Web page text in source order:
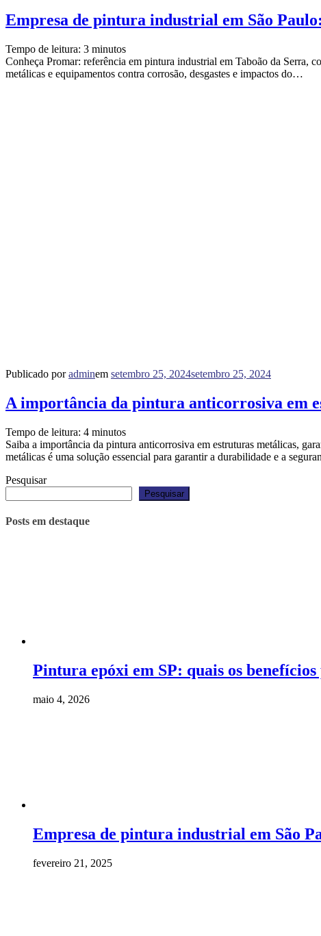
Empresa de pintura industrial em São
Tempo de leitura: 3 minutos
Conheça Promar: referência em pintura industrial em Taboão da Serra,
metálicas e equipamentos contra corrosão, desgastes e impactos do…
Publicado poradminem setembro 25, 2024setembro 25, 2024
A importância da pintura anticorrosiva em
Tempo de leitura: 4 minutos
Saiba a importância da pintura anticorrosiva em estruturas metálicas,
metálicas é uma solução essencial para garantir a durabilidade e a
Pesquisar
Pesquisar
Posts em destaque
Pintura epóxi em SP: quais os
maio 4, 2026
Empresa de pintura industrial em São
fevereiro 21, 2025